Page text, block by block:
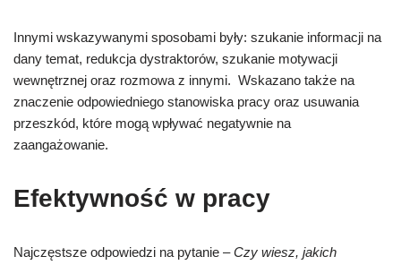
Innymi wskazywanymi sposobami były: szukanie informacji na
dany temat, redukcja dystraktorów, szukanie motywacji
wewnętrznej oraz rozmowa z innymi. Wskazano także na
znaczenie odpowiedniego stanowiska pracy oraz usuwania
przeszkód, które mogą wpływać negatywnie na
zaangażowanie.
Efektywność w pracy
Najczęstsze odpowiedzi na pytanie –Czy wiesz, jakich